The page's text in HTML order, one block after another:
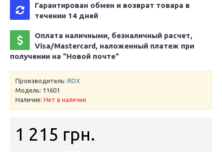
Гарантирован обмен и возврат товара в
течении 14 дней
Оплата наличными, безналичный расчет,
Visa/Mastercard, наложенный платеж при
получении на "Новой почте"
Производитель: RDX
Модель: 11601
Наличие: Нет в наличии
1 215 грн.